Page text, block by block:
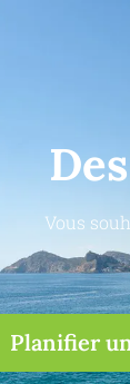
Vous
Planifier